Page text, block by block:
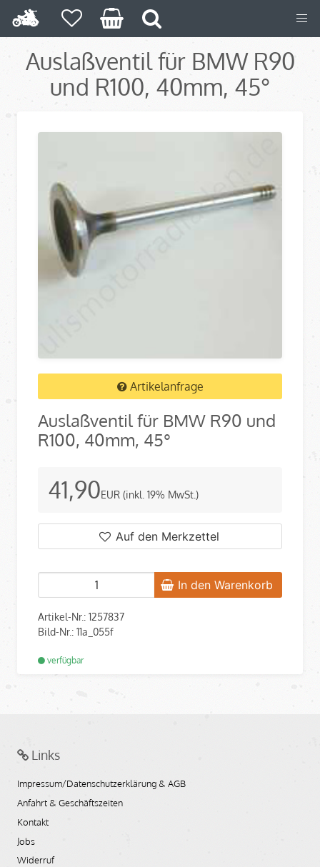
Auslaßventil für BMW R90
und R100, 40mm, 45°
Artikelanfrage
Auslaßventil für BMW R90 und
R100, 40mm, 45°
41,90EUR (inkl. 19% MwSt.)
Auf den Merkzettel
In den Warenkorb
Artikel-Nr.: 1257837
Bild-Nr.: 11a_055f
verfügbar
Links
Impressum/Datenschutzerklärung & AGB
Anfahrt & Geschäftszeiten
Kontakt
Jobs
Widerruf